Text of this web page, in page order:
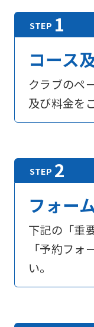
コース
クラブのペ
及び料金を
フォー
下記の「重
「予約フ
い。